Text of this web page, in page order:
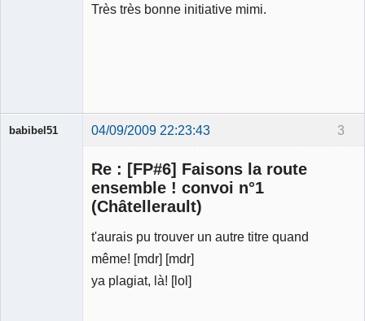
Très très bonne initiative mimi.
3
babibel51 04/09/2009 22:23:43
Re : [FP#6] Faisons la route
ensemble ! convoi n°1
(Châtellerault)
t'aurais pu trouver un autre titre quand
même! [mdr] [mdr]
ya plagiat, là! [lol]